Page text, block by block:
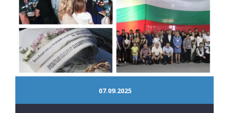
07.09.2025